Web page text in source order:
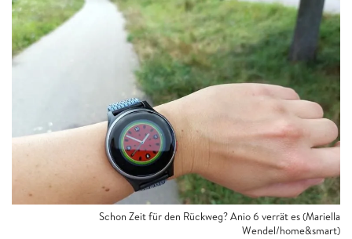
Schon Zeit für den Rückweg? Anio 6 verrät es (Mariella
Wendel/home&smart)